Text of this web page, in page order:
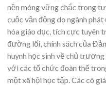
nền móng vững chắc trong
cuộc vận động do ngành
hóa giáo dục, tích cực tuyên
đường lối, chính sách của
huynh học sinh về chủ
với các tổ chức đoàn thể
một xã hội học tập. Các cô